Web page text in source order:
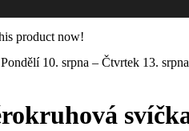
product now!
Pondělí 10. srpna – Čtvrtek 13. srpna